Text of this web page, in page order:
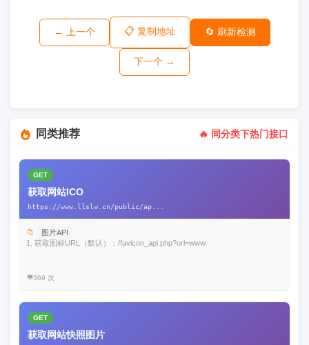
← 上一个 📋 复制地址 🔄 刷新检测
下一个 →
同类推荐 🔥 同分类下热门接口
GET
获取网站ICO
https://www.llslw.cn/public/ap...
📁
图片API
1. 获取图标URL（默认）：/favicon_api.php?url=www.
👁️369 次
GET
获取网站快照图片